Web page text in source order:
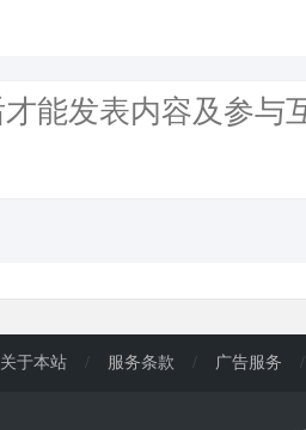
关于本站 / 服务条款 / 广告服务 /